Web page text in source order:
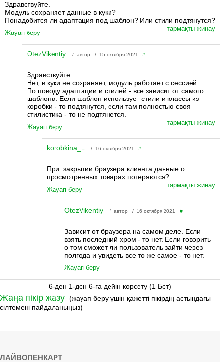
Здравствуйте.
Модуль сохраняет данные в куки?
Понадобится ли адаптация под шаблон? Или стили подтянутся?
Жауап беру
тармақты жинау
OtezVikentiy / автор / 15 октября 2021 #
Здравствуйте.
Нет, в куки не сохраняет, модуль работает с сессией.
По поводу адаптации и стилей - все зависит от самого
шаблона. Если шаблон использует стили и классы из
коробки - то подтянутся, если там полностью своя
стилистика - то не подтянется.
Жауап беру
тармақты жинау
korobkina_L / 16 октября 2021#
При закрытии браузера клиента данные о
просмотренных товарах потеряются?
Жауап беру
тармақты жинау
OtezVikentiy / автор / 16 октября 2021#
Зависит от браузера на самом деле. Если
взять последний хром - то нет. Если говорить
о том сможет ли пользователь зайти через
полгода и увидеть все то же самое - то нет.
Жауап беру
6-ден 1-ден 6-ға дейін көрсету (1 Бет)
Жаңа пікір жазу (жауап беру үшін қажетті пікірдің астындағы
сілтемені пайдаланыңыз)
ЛАЙВОПЕНКАРТ